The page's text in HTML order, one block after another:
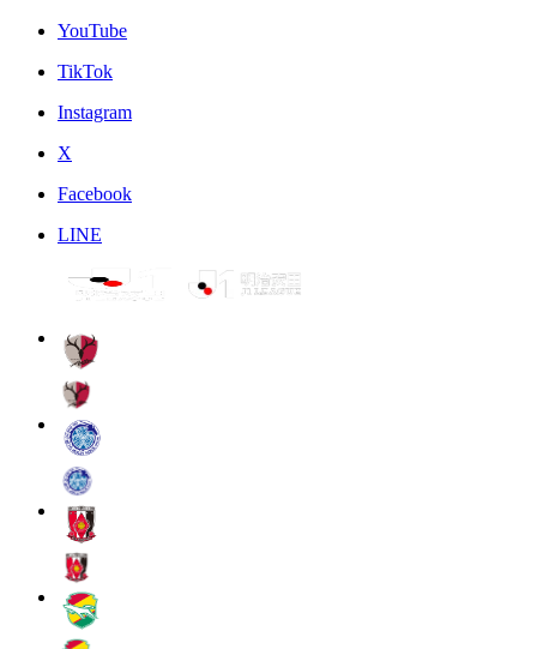
YouTube
TikTok
Instagram
X
Facebook
LINE